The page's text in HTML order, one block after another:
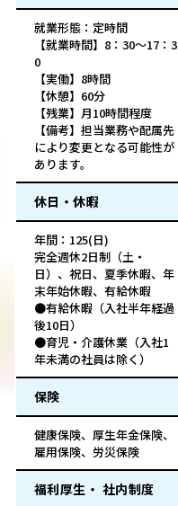
就業形態：定時間
【就業時間】8：30～17：3
0
【実働】8時間
【休憩】60分
【残業】月10時間程度
【備考】担当業務や配属先
により変更となる可能性が
あります。
休日・休暇
年間：125(日)
完全週休2日制（土・
日）、祝日、夏季休暇、年
末年始休暇、有給休暇
●有給休暇（入社半年経過
後10日）
●育児・介護休業（入社1
年未満の社員は除く）
保険
健康保険、厚生年金保険、
雇用保険、労災保険
福利厚生・ 社内制度